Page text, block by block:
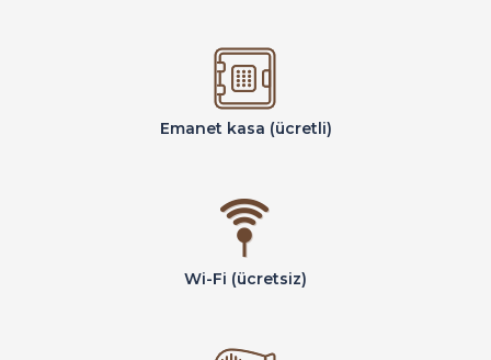
Emanet kasa (ücretli)
Wi-Fi (ücretsiz)